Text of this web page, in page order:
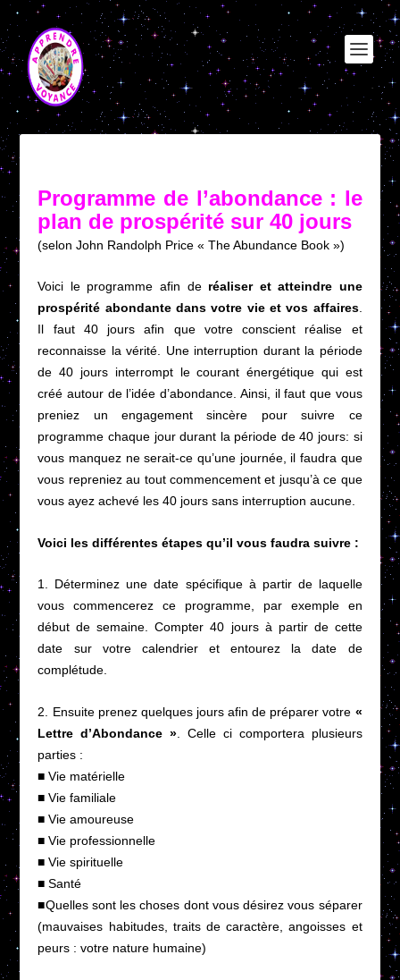
Programme de l’abondance : le
plan de prospérité sur 40 jours
(selon John Randolph Price « The Abundance Book »)
Voici le programme afin deréaliser et atteindre une
prospérité abondante dans votre vie et vos affaires.
Il faut 40 jours afin que votre conscient réalise et
reconnaisse la vérité. Une interruption durant la période
de 40 jours interrompt le courant énergétique qui est
créé autour de l’idée d’abondance. Ainsi, il faut que vous
preniez un engagement sincère pour suivre ce
programme chaque jour durant la période de 40 jours: si
vous manquez ne serait-ce qu’une journée, il faudra que
vous repreniez au tout commencement et jusqu’à ce que
vous ayez achevé les 40 jours sans interruption aucune.
Voici les différentes étapes qu’il vous faudra suivre :
1. Déterminez une date spécifique à partir de laquelle
vous commencerez ce programme, par exemple en
début de semaine. Compter 40 jours à partir de cette
date sur votre calendrier et entourez la date de
complétude.
2. Ensuite prenez quelques jours afin de préparer votre «
Lettre d’Abondance » . Celle ci comportera plusieurs
parties :
■ Vie matérielle
■ Vie familiale
■ Vie amoureuse
■ Vie professionnelle
■ Vie spirituelle
■ Santé
■Quelles sont les choses dont vous désirez vous séparer
(mauvaises habitudes, traits de caractère, angoisses et
peurs : votre nature humaine)